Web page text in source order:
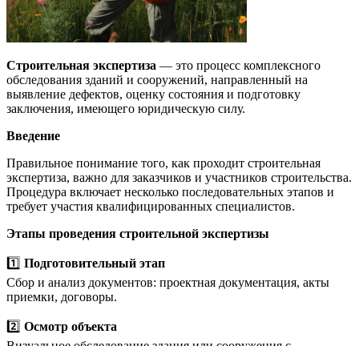
Строительная экспертиза — это процесс комплексного
обследования зданий и сооружений, направленный на
выявление дефектов, оценку состояния и подготовку
заключения, имеющего юридическую силу.
Введение
Правильное понимание того, как проходит строительная
экспертиза, важно для заказчиков и участников строительства.
Процедура включает несколько последовательных этапов и
требует участия квалифицированных специалистов.
Этапы проведения строительной экспертизы
1️⃣ Подготовительный этап
Сбор и анализ документов: проектная документация, акты
приемки, договоры.
2️⃣ Осмотр объекта